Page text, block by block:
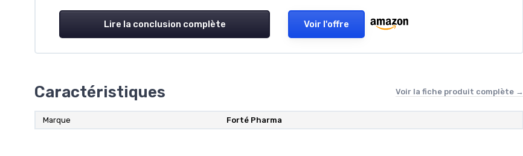
Lire la conclusion complète Voir l'offre
Caractéristiques Voir la fiche produit complète →
Marque Forté Pharma